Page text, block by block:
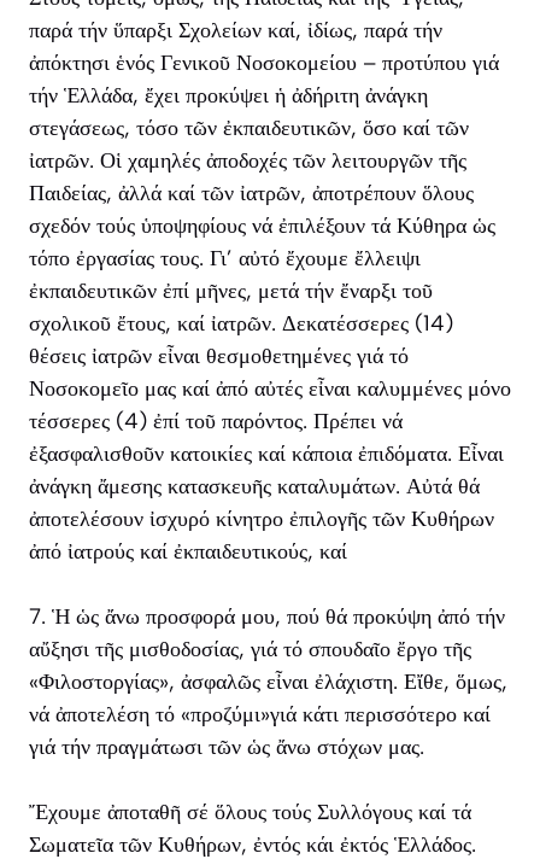
παρά τήν ὕπαρξι Σχολείων καί, ἰδίως, παρά τήν
ἀπόκτησι ἑνός Γενικοῦ Νοσοκομείου – προτύπου γιά
τήν Ἑλλάδα, ἔχει προκύψει ἡ ἀδήριτη ἀνάγκη
στεγάσεως, τόσο τῶν ἐκπαιδευτικῶν, ὅσο καί τῶν
ἰατρῶν. Οἱ χαμηλές ἀποδοχές τῶν λειτουργῶν τῆς
Παιδείας, ἀλλά καί τῶν ἰατρῶν, ἀποτρέπουν ὅλους
σχεδόν τούς ὑποψηφίους νά ἐπιλέξουν τά Κύθηρα ὡς
τόπο ἐργασίας τους. Γι’ αὐτό ἔχουμε ἔλλειψι
ἐκπαιδευτικῶν ἐπί μῆνες, μετά τήν ἔναρξι τοῦ
σχολικοῦ ἔτους, καί ἰατρῶν. Δεκατέσσερες (14)
θέσεις ἰατρῶν εἶναι θεσμοθετημένες γιά τό
Νοσοκομεῖο μας καί ἀπό αὐτές εἶναι καλυμμένες μόνο
τέσσερες (4) ἐπί τοῦ παρόντος. Πρέπει νά
ἐξασφαλισθοῦν κατοικίες καί κάποια ἐπιδόματα. Εἶναι
ἀνάγκη ἄμεσης κατασκευῆς καταλυμάτων. Αὐτά θά
ἀποτελέσουν ἰσχυρό κίνητρο ἐπιλογῆς τῶν Κυθήρων
ἀπό ἰατρούς καί ἐκπαιδευτικούς, καί
7. Ἡ ὡς ἄνω προσφορά μου, πού θά προκύψη ἀπό τήν
αὔξησι τῆς μισθοδοσίας, γιά τό σπουδαῖο ἔργο τῆς
«Φιλοστοργίας», ἀσφαλῶς εἶναι ἐλάχιστη. Εἴθε, ὅμως,
νά ἀποτελέση τό «προζύμι»γιά κάτι περισσότερο καί
γιά τήν πραγμάτωσι τῶν ὡς ἄνω στόχων μας.
Ἔχουμε ἀποταθῆ σέ ὅλους τούς Συλλόγους καί τά
Σωματεῖα τῶν Κυθήρων, ἐντός κάι ἐκτός Ἑλλάδος.